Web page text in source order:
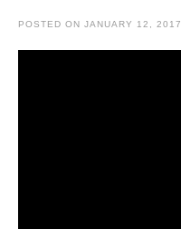
POSTED ON JANUARY 12, 2017